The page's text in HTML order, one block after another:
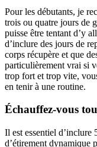
Pour les débutants, je
trois ou quatre jours de
puisse être tentant d’y
d’inclure des jours de
corps récupère et que
particulièrement vrai si
trop fort et trop vite,
en tenir à une routine.
Échauffez-vous
Il est essentiel d’inclure
d’étirement dynamique